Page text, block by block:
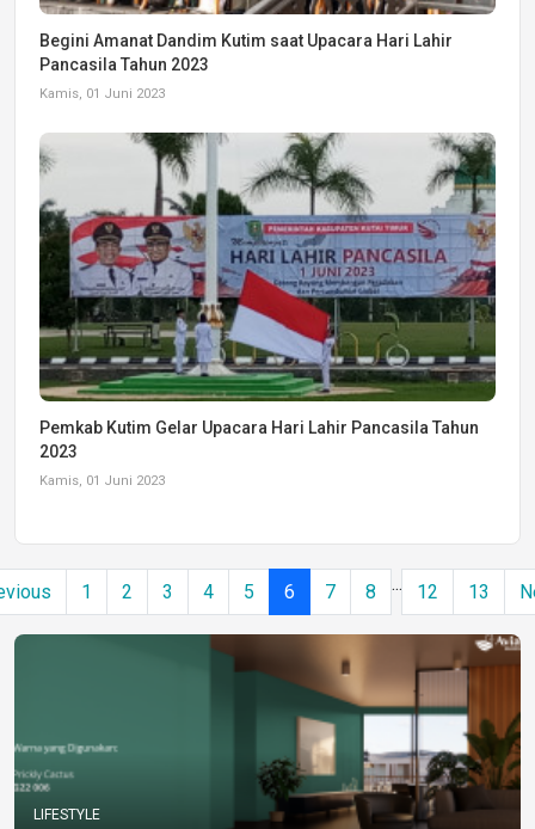
Begini Amanat Dandim Kutim saat Upacara Hari Lahir
Pancasila Tahun 2023
Kamis, 01 Juni 2023
Pemkab Kutim Gelar Upacara Hari Lahir Pancasila Tahun
2023
Kamis, 01 Juni 2023
1 2 3 4 5 6 7 8 ... 12 13
LIFESTYLE